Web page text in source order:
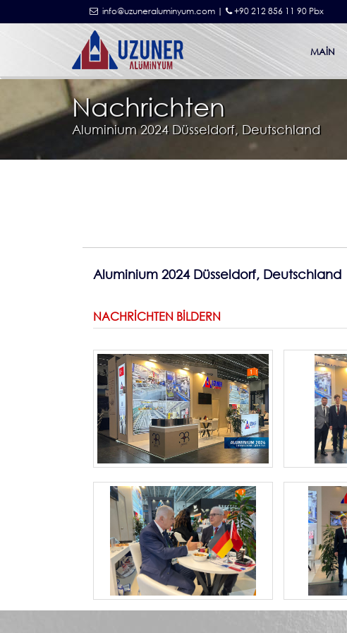
info@uzuneraluminyum.com | +90 212 856 11 90 Pbx
MAİN
Nachrichten
Aluminium 2024 Düsseldorf, Deutschland
Aluminium 2024 Düsseldorf, Deutschland
NACHRICHTEN BILDERN